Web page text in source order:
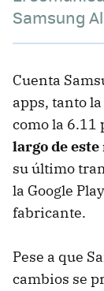
Samsung
Cuenta
apps, tanto
como la 6.11
largo de
su último
la Google
fabricante.
Pese a que
cambios se